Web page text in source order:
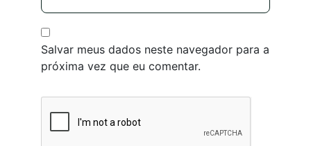
Salvar meus dados neste navegador para a
próxima vez que eu comentar.